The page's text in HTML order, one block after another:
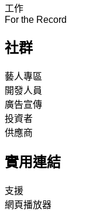
工作
For the Record
社群
藝人專區
開發人員
廣告宣傳
投資者
供應商
實用連結
支援
網頁播放器